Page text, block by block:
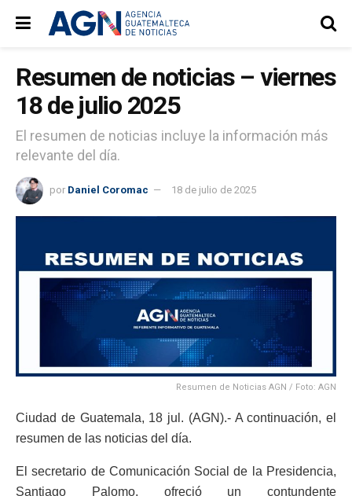
Resumen de noticias – viernes
18 de julio 2025
El resumen de noticias incluye la información más
relevante del día.
por Daniel Coromac 18 de julio de 2025
Resumen de Noticias AGN / Foto: AGN
Ciudad de Guatemala, 18 jul. (AGN).- A continuación, el
resumen de las noticias del día.
El secretario de Comunicación Social de la Presidencia,
Santiago Palomo, ofreció un contundente